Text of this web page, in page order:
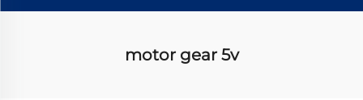
motor gear 5v